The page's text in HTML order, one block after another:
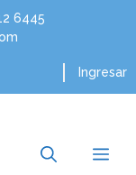
6445
Ingresar